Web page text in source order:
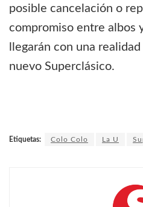
posible cancelación o
compromiso entre albos
llegarán con una
nuevo Superclásico.
Etiquetas: Colo Colo La U